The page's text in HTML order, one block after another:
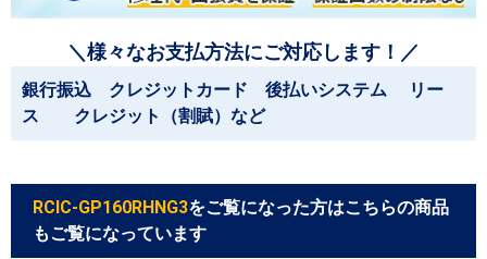
＼様々なお支払方法にご対応します！／
銀行振込 クレジットカード 後払いシステム リー
ス クレジット（割賦）など
RCIC-GP160RHNG3をご覧になった方はこちらの商品
もご覧になっています